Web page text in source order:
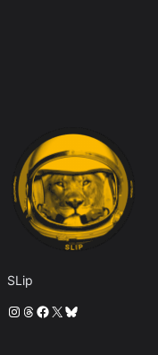
SLip
Instagram
Threads
Facebook
X Bluesky